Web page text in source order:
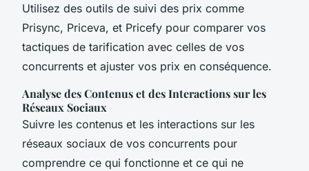
Utilisez des outils de suivi des prix comme
Prisync, Priceva, et Pricefy pour comparer vos
tactiques de tarification avec celles de vos
concurrents et ajuster vos prix en conséquence.
Analyse des Contenus et des Interactions sur les
Réseaux Sociaux
Suivre les contenus et les interactions sur les
réseaux sociaux de vos concurrents pour
comprendre ce qui fonctionne et ce qui ne